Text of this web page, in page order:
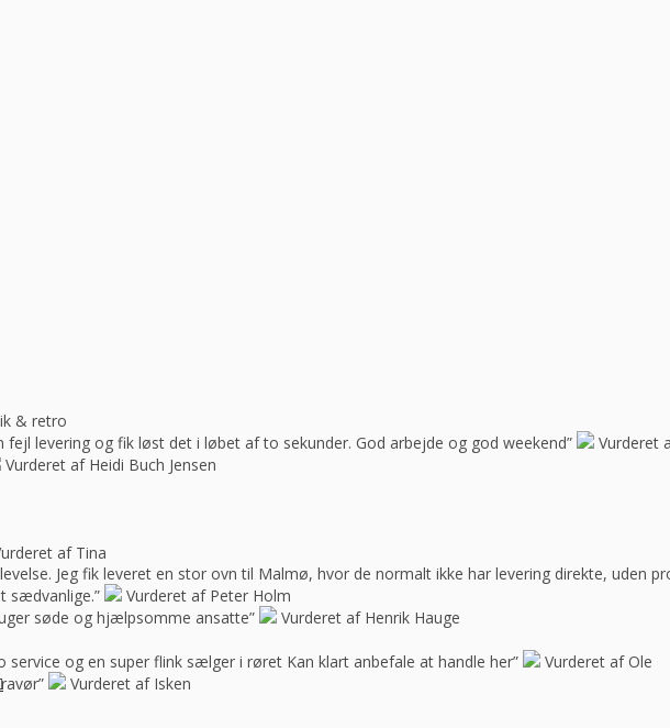
& retro
levering og fik løst det i løbet af to sekunder. God arbejde og god weekend”
Vurderet
Vurderet af Heidi Buch Jensen
af Tina
Jeg fik leveret en stor ovn til Malmø, hvor de normalt ikke har levering direkte, uden
sædvanlige.”
Vurderet af Peter Holm
søde og hjælpsomme ansatte”
Vurderet af Henrik Hauge
og en super flink sælger i røret Kan klart anbefale at handle her”
Vurderet af Ole
Vurderet af Isken